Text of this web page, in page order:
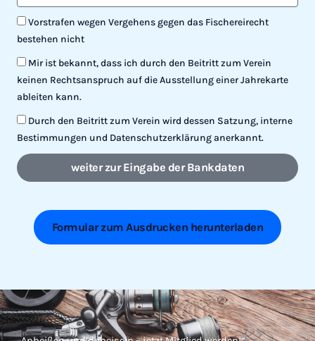
Vorstrafen wegen Vergehens gegen das Fischereirecht
bestehen nicht
Mir ist bekannt, dass ich durch den Beitritt zum Verein
keinen Rechtsanspruch auf die Ausstellung einer Jahrekarte
ableiten kann.
Durch den Beitritt zum Verein wird dessen Satzung, interne
Bestimmungen und Datenschutzerklärung anerkannt.
weiter zur Eingabe der Bankdaten
a
t
i
Formular zum Ausdrucken herunterladen